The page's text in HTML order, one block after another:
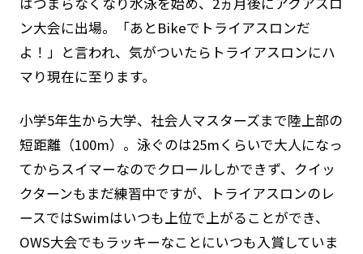
JLAについて
ご挨拶
JLAグランドデザイン
組織概要
沿革
組織体制
アニュアルレポート・各種資料
国際連盟（ILS)について
ン大会に出場。「あとBikeでトライアスロンだ
よ！」と言われ、気がついたらトライアスロンにハ
マり現在に至ります。
小学5年生から大学、社会人マスターズまで陸上部の
短距離（100m）。泳ぐのは25mくらいで大人になっ
てからスイマーなのでクロールしかできず、クイッ
クターンもまだ練習中ですが、トライアスロンのレ
ースではSwimはいつも上位で上がることができ、
OWS大会でもラッキーなことにいつも入賞していま